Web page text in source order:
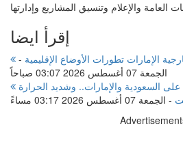
إقرأ ايضا
الإمارات تطورات الأوضاع الإقليمية -
الجمعة 07 أغسطس 2026 03:07 صباحاً
- الجمعة 07 أغسطس 2026 03:17 مساءً